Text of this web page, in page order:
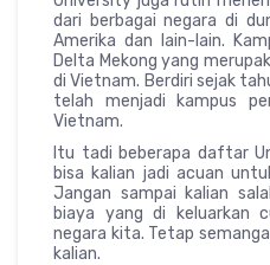
dari berbagai negara di
Amerika dan lain-lain.
Delta Mekong yang
di Vietnam. Berdiri sejak
telah menjadi kampus
Vietnam.
Itu tadi beberapa daftar
bisa kalian jadi acuan
Jangan sampai kalian
biaya yang di keluarkan
negara kita. Tetap
kalian.